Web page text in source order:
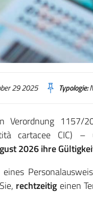
29 2025 Typologie:
Verordnung 1157/
cartacee CIC)
2026 ihre
rechtzeitigeinen